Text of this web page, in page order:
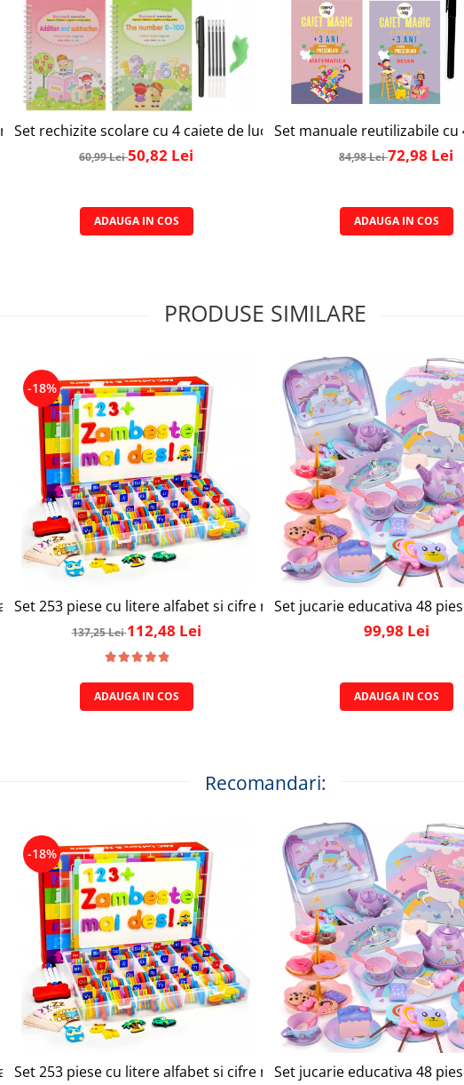
1 tabla magnetica cu doua fete si cutie de depozitare,
Set rechizite scolare cu 4 caiete de lucru COPYBOOK tip Sank
60,99 Lei50,82 Lei
ADAUGA IN COS
Set manuale reutilizabile
84,98 Lei72,98 Lei
ADAUGA IN COS
PRODUSE SIMILARE
Up Simply Joy, cu 47 de elemente pentru make-up, rujuri,
-18%
Set 253 piese cu litere alfabet si cifre magnetice, 1 tabla
137,25 Lei112,48 Lei
ADAUGA IN COS
Set jucarie educativa 48
99,98 Lei
ADAUGA IN COS
Recomandari:
Up Simply Joy, cu 47 de elemente pentru make-up, rujuri,
-18%
Set 253 piese cu litere alfabet si cifre magnetice, 1 tabla
Set jucarie educativa 48